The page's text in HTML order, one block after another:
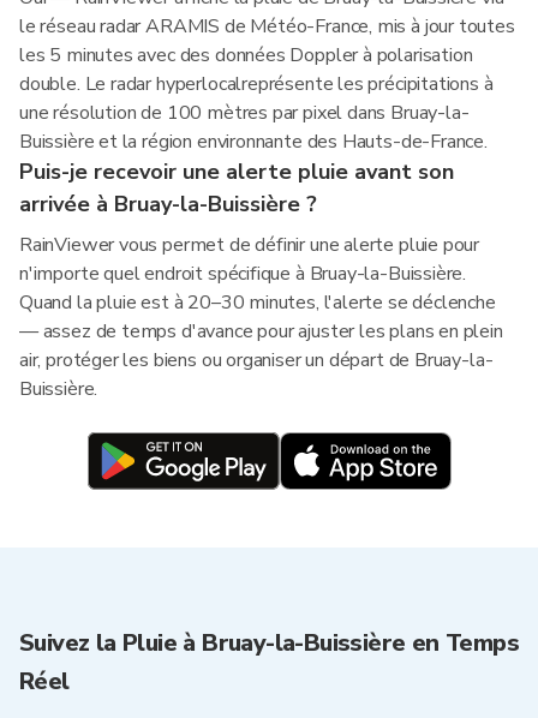
le réseau radar ARAMIS de Météo-France, mis à jour toutes
les 5 minutes avec des données Doppler à polarisation
double. Le radar hyperlocalreprésente les précipitations à
une résolution de 100 mètres par pixel dans Bruay-la-
Buissière et la région environnante des Hauts-de-France.
Puis-je recevoir une alerte pluie avant son
arrivée à Bruay-la-Buissière ?
RainViewer vous permet de définir une alerte pluie pour
n'importe quel endroit spécifique à Bruay-la-Buissière.
Quand la pluie est à 20–30 minutes, l'alerte se déclenche
— assez de temps d'avance pour ajuster les plans en plein
air, protéger les biens ou organiser un départ de Bruay-la-
Buissière.
Suivez la Pluie à Bruay-la-Buissière en Temps
Réel